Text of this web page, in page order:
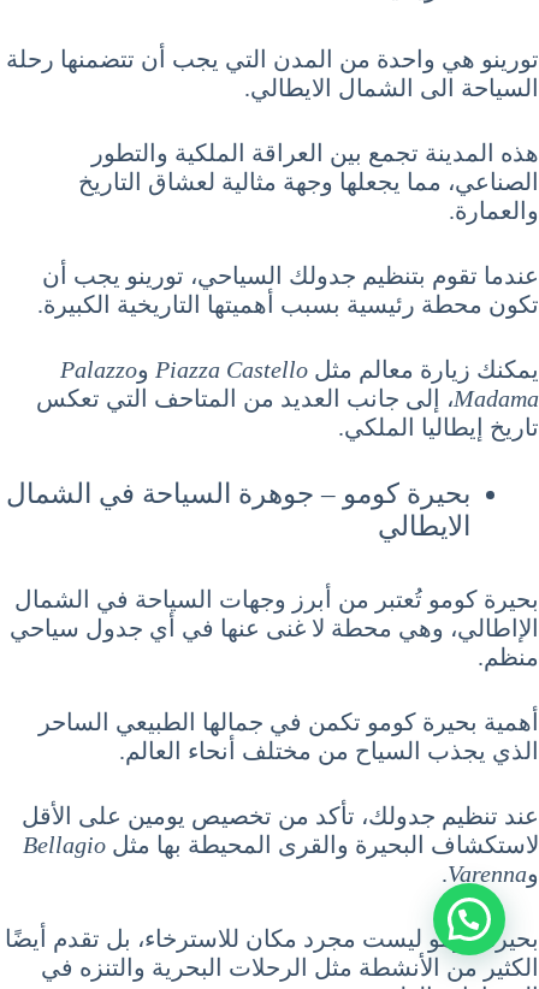
تورينو هي واحدة من المدن التي يجب أن تتضمنها رحلة
السياحة الى الشمال الايطالي.
هذه المدينة تجمع بين العراقة الملكية والتطور
الصناعي، مما يجعلها وجهة مثالية لعشاق التاريخ
والعمارة.
عندما تقوم بتنظيم جدولك السياحي، تورينو يجب أن
تكون محطة رئيسية بسبب أهميتها التاريخية الكبيرة.
يمكنك زيارة معالم مثل Piazza Castello وPalazzo
Madama، إلى جانب العديد من المتاحف التي تعكس
تاريخ إيطاليا الملكي.
بحيرة كومو – جوهرة السياحة في الشمال
الايطالي
بحيرة كومو تُعتبر من أبرز وجهات السياحة في الشمال
الإاطالي، وهي محطة لا غنى عنها في أي جدول سياحي
منظم.
أهمية بحيرة كومو تكمن في جمالها الطبيعي الساحر
الذي يجذب السياح من مختلف أنحاء العالم.
عند تنظيم جدولك، تأكد من تخصيص يومين على الأقل
لاستكشاف البحيرة والقرى المحيطة بها مثل Bellagio
وVarenna
.
بحيرة كومو ليست مجرد مكان للاسترخاء، بل تقدم أيضًا
الكثير من الأنشطة مثل الرحلات البحرية والتنزه في